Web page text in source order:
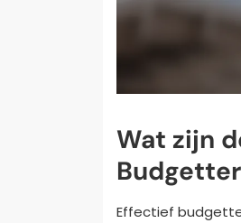
Wat zijn
Effectief